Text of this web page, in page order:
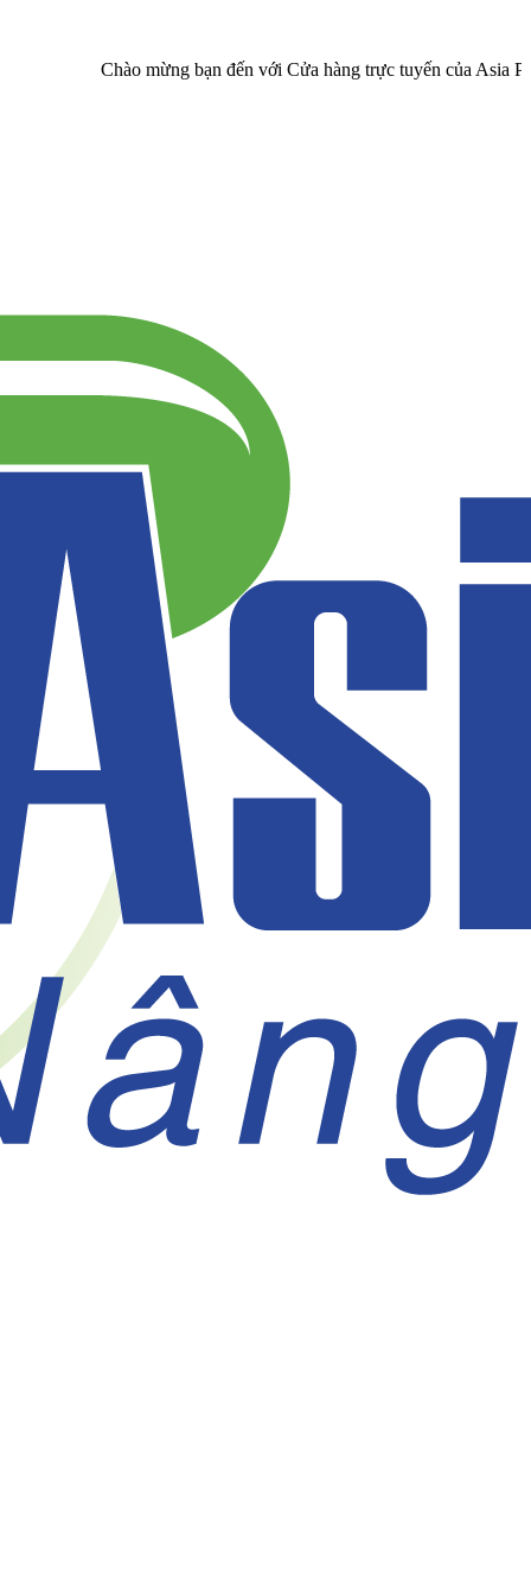
Chào mừng bạn đến với Cửa hàng trực tuyến của Asia Pharma